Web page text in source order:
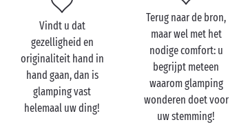
het weekend een keertje flink te verlengen!
Vindt u dat
gezelligheid en
originaliteit hand in
hand gaan, dan is
glamping vast
helemaal uw ding!
Terug naar de bron,
maar wel met het
nodige comfort: u
begrijpt meteen
waarom glamping
wonderen doet voor
uw stemming!